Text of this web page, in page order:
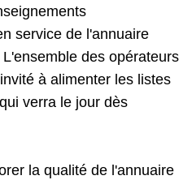
service de l'annuaire
des opérateurs
à alimenter les listes
verra le jour dès
la qualité de l'annuaire